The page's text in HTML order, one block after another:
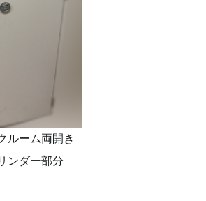
ルーム両開き
ダー部分